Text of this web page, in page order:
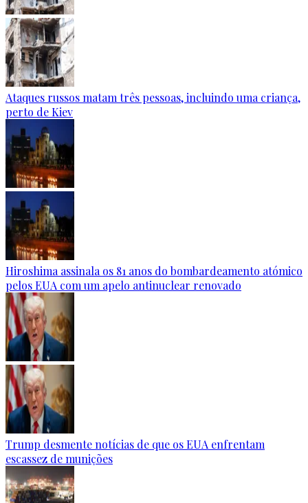
Ataques russos matam três pessoas, incluindo uma criança,
perto de Kiev
Hiroshima assinala os 81 anos do bombardeamento atómico
pelos EUA com um apelo antinuclear renovado
Trump desmente notícias de que os EUA enfrentam
escassez de munições